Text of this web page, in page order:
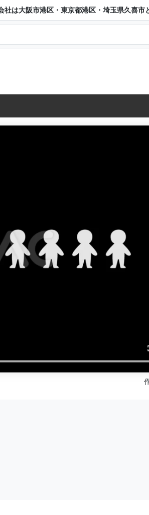
社は大阪市港区・東京都港区・埼玉県久喜市